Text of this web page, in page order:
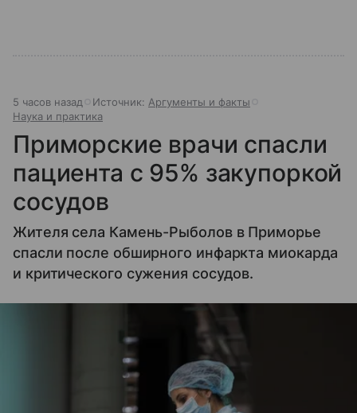
5 часов назад Источник: Аргументы и факты
Наука и практика
Приморские врачи спасли
пациента с 95% закупоркой
сосудов
Жителя села Камень-Рыболов в Приморье
спасли после обширного инфаркта миокарда
и критического сужения сосудов.